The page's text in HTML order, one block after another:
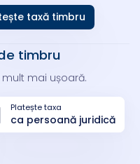
taxă timbru
timbru
mai ușoară.
Platește taxa
ca persoană juridică